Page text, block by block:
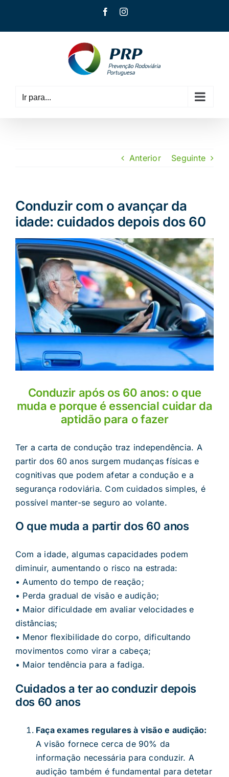
content
FacebookInstagram
Ir para...
Anterior Seguinte
Conduzir com o avançar da
idade: cuidados depois dos 60
Conduzir após os 60 anos: o que
muda e porque é essencial cuidar da
aptidão para o fazer
Ter a carta de condução traz independência. A
partir dos 60 anos surgem mudanças físicas e
cognitivas que podem afetar a condução e a
segurança rodoviária. Com cuidados simples, é
possível manter-se seguro ao volante.
O que muda a partir dos 60 anos
Com a idade, algumas capacidades podem
diminuir, aumentando o risco na estrada:
• Aumento do tempo de reação;
• Perda gradual de visão e audição;
• Maior dificuldade em avaliar velocidades e
distâncias;
• Menor flexibilidade do corpo, dificultando
movimentos como virar a cabeça;
• Maior tendência para a fadiga.
Cuidados a ter ao conduzir depois
dos 60 anos
Faça exames regulares à visão e audição:
A visão fornece cerca de 90% da
informação necessária para conduzir. A
audição também é fundamental para detetar